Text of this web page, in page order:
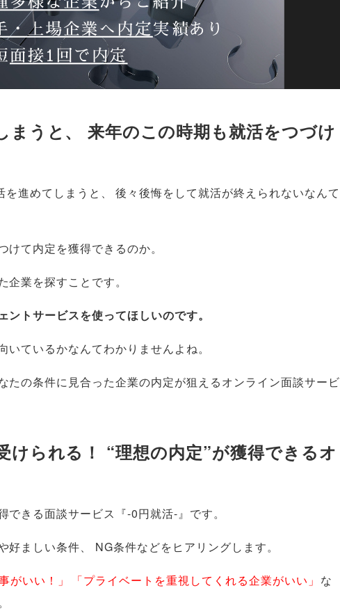
まうと 、
来年のこの時期も就活をつづけ
進めてしまうと 、
後々後悔をして就活が終えられないなんて
けて内定を獲得できるのか。
企業を探すことです。
ントサービスを使ってほしいのです。
いているかなんてわかりませんよね。
たの条件に見合った企業の内定が狙えるオンライン面談サービ
けられる！ “理想の内定”が獲得できるオ
できる面談サービス『-0円就活-』です。
好ましい条件、 NG条件などをヒアリングします。
がいい！ 」 「プライベートを重視してくれる企業がいい 」 な